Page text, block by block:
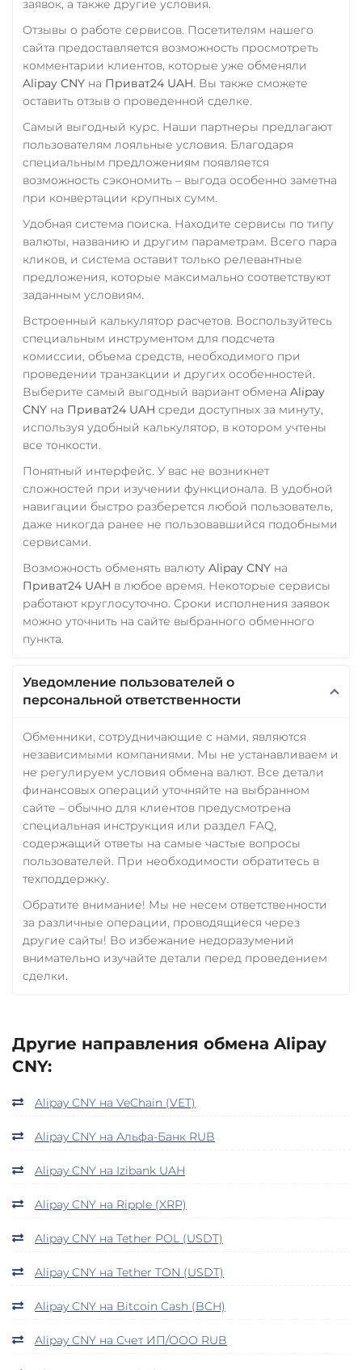
THETA
Tron (TRX)
TrueUSD (TUSD)
ERC20 TRC20
TRUMP
UMA
Uniswap (UNI)
ERC20
USD Coin (USDC)
ERC20 BEP20
TRC20
STELLAR
SUI
SONIC
VeChain (VET)
Verge (XVG)
WAVES
Wrapped Bitcoin (WBTC)
Wrapped Ethereum (WETH)
ERC20
WhiteBit
USDT WBT
Yearn.finance (YFI)
Zcash (ZEC)
УкрСиббанк UAH
Фридом Банк KZT
Центр Кредит KZT
Элкарт KGS
заявок, а также другие условия.
Отзывы о работе сервисов. Посетителям нашего
сайта предоставляется возможность просмотреть
комментарии клиентов, которые уже обменяли
Alipay CNY на Приват24 UAH. Вы также сможете
оставить отзыв о проведенной сделке.
Самый выгодный курс. Наши партнеры предлагают
пользователям лояльные условия. Благодаря
специальным предложениям появляется
возможность сэкономить – выгода особенно заметна
при конвертации крупных сумм.
Удобная система поиска. Находите сервисы по типу
валюты, названию и другим параметрам. Всего пара
кликов, и система оставит только релевантные
предложения, которые максимально соответствуют
заданным условиям.
Встроенный калькулятор расчетов. Воспользуйтесь
специальным инструментом для подсчета
комиссии, объема средств, необходимого при
проведении транзакции и других особенностей.
Выберите самый выгодный вариант обмена Alipay
CNY на Приват24 UAH среди доступных за минуту,
используя удобный калькулятор, в котором учтены
все тонкости.
Понятный интерфейс. У вас не возникнет
сложностей при изучении функционала. В удобной
навигации быстро разберется любой пользователь,
даже никогда ранее не пользовавшийся подобными
сервисами.
Возможность обменять валюту Alipay CNY на
Приват24 UAH в любое время. Некоторые сервисы
работают круглосуточно. Сроки исполнения заявок
можно уточнить на сайте выбранного обменного
пункта.
Уведомление пользователей о
персональной ответственности
Обменники, сотрудничающие с нами, являются
независимыми компаниями. Мы не устанавливаем и
не регулируем условия обмена валют. Все детали
финансовых операций уточняйте на выбранном
сайте – обычно для клиентов предусмотрена
специальная инструкция или раздел FAQ,
содержащий ответы на самые частые вопросы
пользователей. При необходимости обратитесь в
техподдержку.
Обратите внимание! Мы не несем ответственности
за различные операции, проводящиеся через
другие сайты! Во избежание недоразумений
внимательно изучайте детали перед проведением
сделки.
Другие направления обмена Alipay
CNY:
Alipay CNY на VeChain (VET)
Alipay CNY на Альфа-Банк RUB
Alipay CNY на Izibank UAH
Alipay CNY на Ripple (XRP)
Alipay CNY на Tether POL (USDT)
Alipay CNY на Tether TON (USDT)
Alipay CNY на Bitcoin Cash (BCH)
Alipay CNY на Счет ИП/ООО RUB